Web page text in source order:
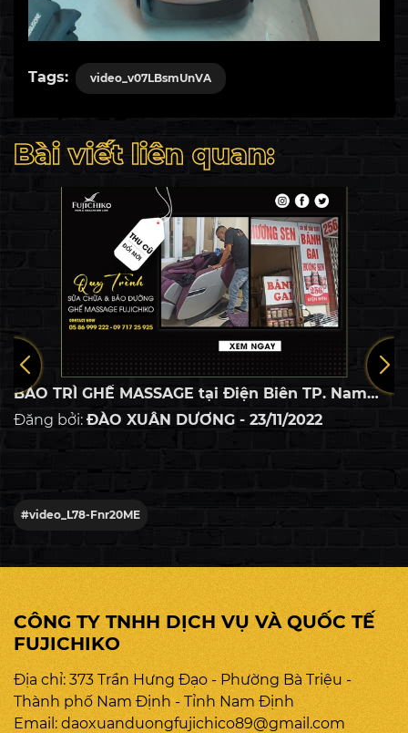
Tags: video_v07LBsmUnVA
Bài viết liên quan:
BẢO TRÌ GHẾ MASSAGE tại Điện Biên TP. Nam
Định - Bệnh Viện Ghế Massage - Chuyên Sửa
Chữa Ghế Massage Các Loại. Mọi thông tin chi
Đăng bởi: ĐÀO XUÂN DƯƠNG - 23/11/2022
#video_L78-Fnr20ME
CÔNG TY TNHH DỊCH VỤ VÀ QUỐC TẾ
FUJICHIKO
Địa chỉ: 373 Trần Hưng Đạo - Phường Bà Triệu -
Thành phố Nam Định - Tỉnh Nam Định
Email: daoxuanduongfujichico89@gmail.com